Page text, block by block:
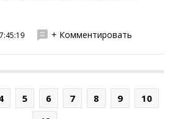
+ Комментировать
5 6 7 8 9
10